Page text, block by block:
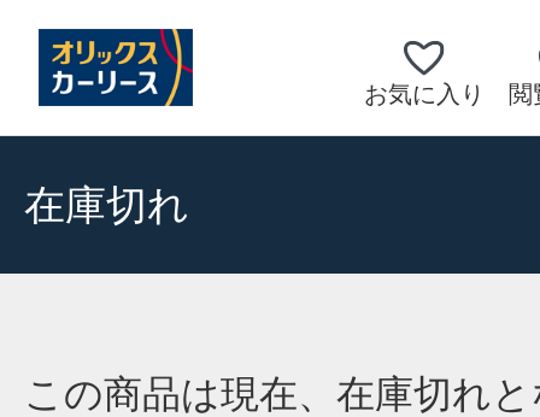
お気に入り 閲
在庫切れ
この商品は現在、在庫切れ